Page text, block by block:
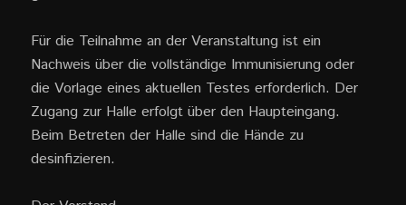
Für die Teilnahme an der Veranstaltung ist ein
Nachweis über die vollständige Immunisierung oder
die Vorlage eines aktuellen Testes erforderlich. Der
Zugang zur Halle erfolgt über den Haupteingang.
Beim Betreten der Halle sind die Hände zu
desinfizieren.